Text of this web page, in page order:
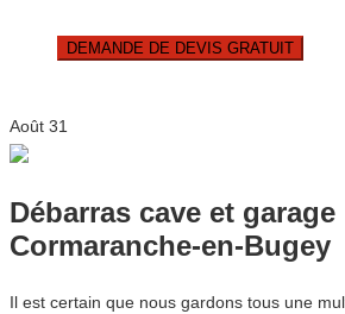
DEMANDE DE DEVIS GRATUIT
Août 31
Débarras cave et garage
Cormaranche-en-Bugey
Il est certain que nous gardons tous une